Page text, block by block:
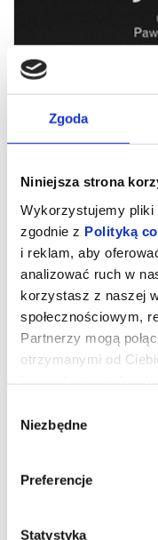
Zgoda
Niniejsza strona
Wykorzystujemy pliki
zgodnie z Polityką
i reklam, aby
analizować ruch w
korzystasz z naszej
społecznościowym,
Partnerzy mogą
otrzymanymi od
zgody
Niezbędne
Preferencje
Statystyka
(Hanns Zischler),
a jego córką Eriką
rozgrywa się w
zrujnowane Niemcy – z
Weimaru pod wpływem